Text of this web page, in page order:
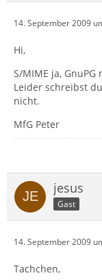
14. September 2009
Hi,
S/MIME ja, GnuPG
Leider schreibst
nicht.
MfG Peter
jesus
Gast
14. September 2009
Tachchen,